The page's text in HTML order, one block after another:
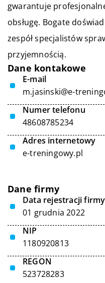
gwarantuje
obsługę. Bogate
zespół specjalistów
przyjemnością.
Dane kontakowe
E-mail
m.jasinski@e-
Numer telefonu
48608785234
Adres internetowy
e-treningowy.pl
Dane firmy
Data rejestracji firmy
01 grudnia 2022
NIP
1180920813
REGON
523728283